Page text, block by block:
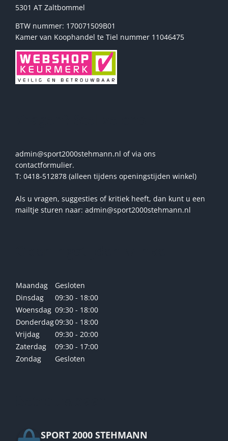
5301 AT Zaltbommel
BTW nummer: 170071509B01
Kamer van Koophandel te Tiel nummer 11046475
admin@sport2000stehmann.nl of via ons
contactformulier.
T: 0418-512878 (alleen tijdens openingstijden winkel)
Als u vragen, suggesties of kritiek heeft, dan kunt u een
mailtje sturen naar: admin@sport2000stehmann.nl
Maandag
Gesloten
Dinsdag
09:30 - 18:00
Woensdag 09:30 - 18:00
Donderdag09:30 - 18:00
Vrijdag
09:30 - 20:00
Zaterdag
09:30 - 17:00
Zondag
Gesloten
SPORT 2000 STEHMANN